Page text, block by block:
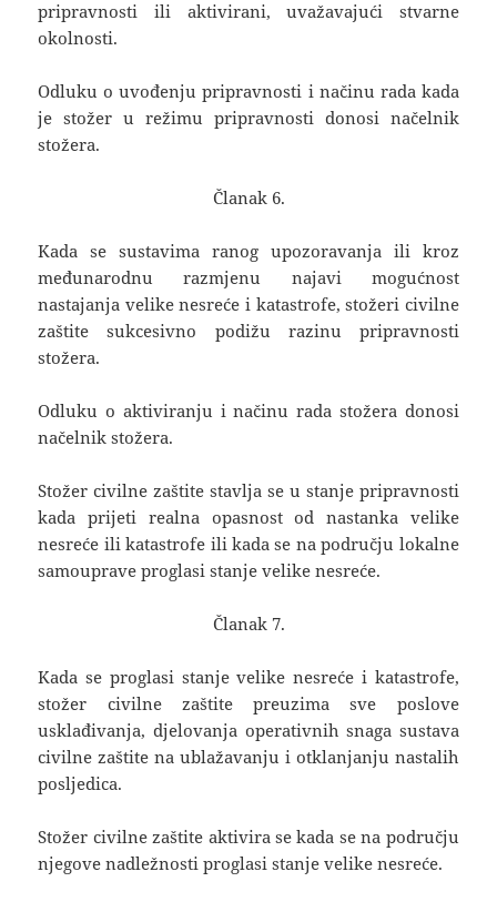
pripravnosti ili aktivirani, uvažavajući stvarne
okolnosti.
Odluku o uvođenju pripravnosti i načinu rada kada
je stožer u režimu pripravnosti donosi načelnik
stožera.
Članak 6.
Kada se sustavima ranog upozoravanja ili kroz
međunarodnu razmjenu najavi mogućnost
nastajanja velike nesreće i katastrofe, stožeri civilne
zaštite sukcesivno podižu razinu pripravnosti
stožera.
Odluku o aktiviranju i načinu rada stožera donosi
načelnik stožera.
Stožer civilne zaštite stavlja se u stanje pripravnosti
kada prijeti realna opasnost od nastanka velike
nesreće ili katastrofe ili kada se na području lokalne
samouprave proglasi stanje velike nesreće.
Članak 7.
Kada se proglasi stanje velike nesreće i katastrofe,
stožer civilne zaštite preuzima sve poslove
usklađivanja, djelovanja operativnih snaga sustava
civilne zaštite na ublažavanju i otklanjanju nastalih
posljedica.
Stožer civilne zaštite aktivira se kada se na području
njegove nadležnosti proglasi stanje velike nesreće.